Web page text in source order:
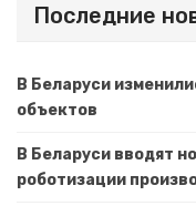
Последние
В Беларуси
объектов
В Беларуси вводят
роботизации